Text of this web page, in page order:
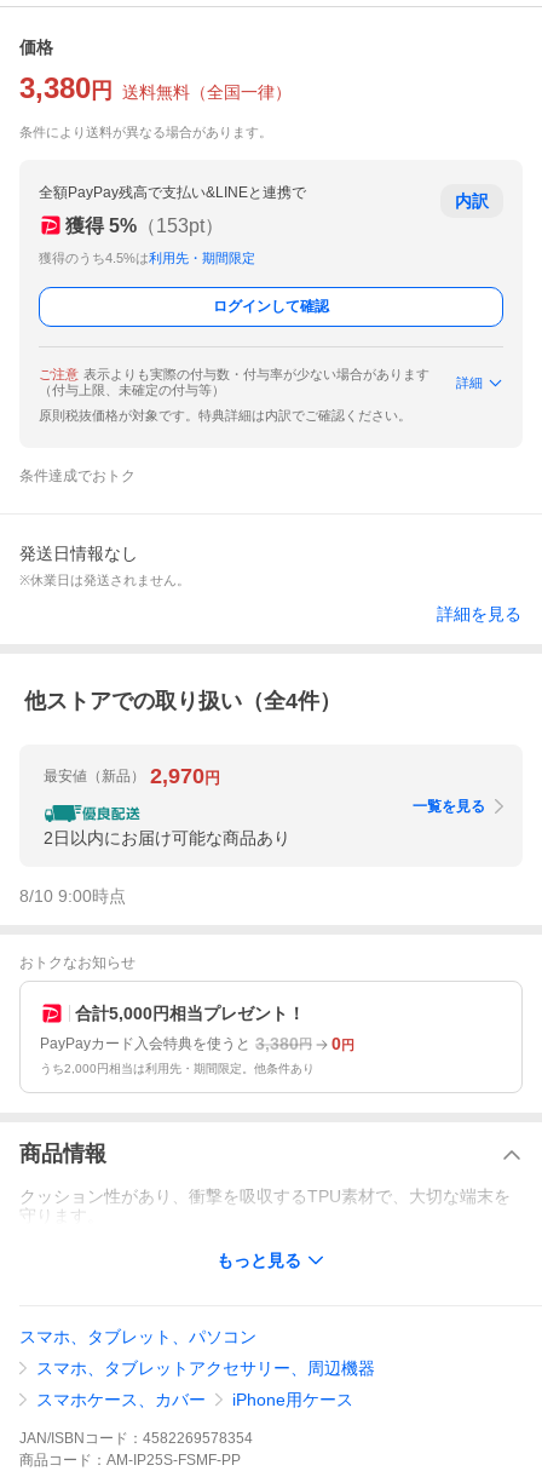
価格
3,380 円 送料無料 （全国一律）
条件により送料が異なる場合があります。
全額PayPay残高で支払い&LINEと連携で
獲得 5% （153pt）
獲得のうち4.5%は利用先・期間限定
内訳
ログインして確認
ご注意 表示よりも実際の付与数・付与率が少ない場合があります
（付与上限、未確定の付与等）
詳細
原則税抜価格が対象です。特典詳細は内訳でご確認ください。
条件達成でおトク
発送日情報なし
※休業日は発送されません。
詳細を見る
他ストアでの取り扱い（全4件）
最安値 （新品） 2,970円
2日以内にお届け可能な商品あり
一覧を見る
8/10 9:00時点
おトクなお知らせ
合計5,000円相当プレゼント！
PayPayカード入会特典を使うと 3,380円 0円
うち2,000円相当は利用先・期間限定。他条件あり
商品情報
クッション性があり、衝撃を吸収するTPU素材で、大切な端末を
守ります。
もっと見る
スマホ、タブレット、パソコン
スマホ、タブレットアクセサリー、周辺機器
スマホケース、カバー
iPhone用ケース
JAN/ISBNコード： 4582269578354
商品 コード： AM-IP25S-FSMF-PP